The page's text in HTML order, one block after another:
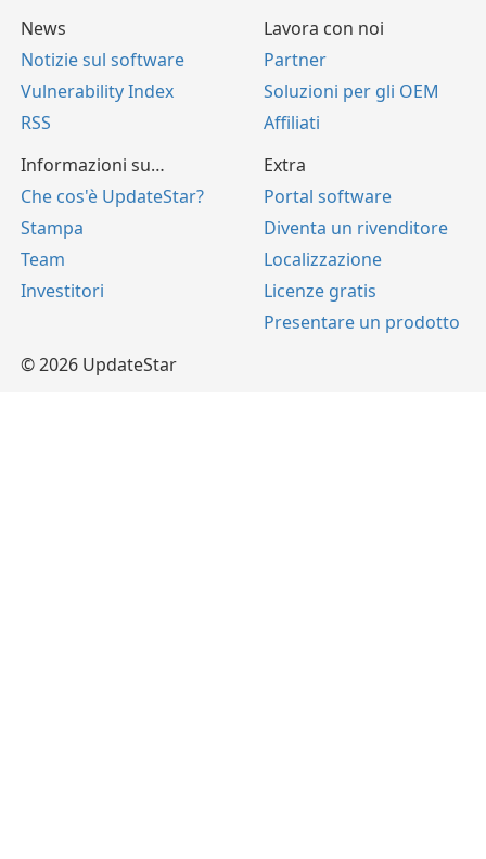
News
Notizie sul software
Vulnerability Index
RSS
Lavora con noi
Partner
Soluzioni per gli OEM
Affiliati
Informazioni su…
Che cos'è UpdateStar?
Stampa
Team
Investitori
Extra
Portal software
Diventa un rivenditore
Localizzazione
Licenze gratis
Presentare un prodotto
© 2026 UpdateStar